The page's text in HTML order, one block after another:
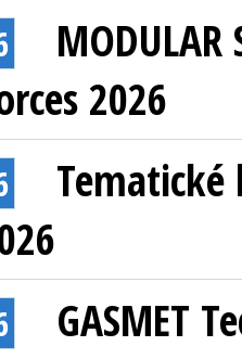
2026
Tematické
GASMET